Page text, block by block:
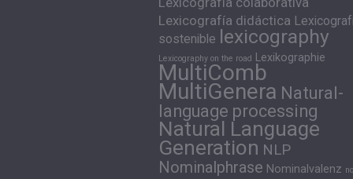
Lexicografía didáctica
sostenible lexicography
Lexicography on the road Lexikographie
MultiComb
MultiGenera Natural-
language processing
Natural Language
Generation NLP
Nominalphrase Nominalvalenz